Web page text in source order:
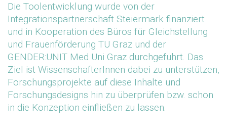
Die Toolentwicklung wurde von der
Integrationspartnerschaft Steiermark finanziert
und in Kooperation des Büros für Gleichstellung
und Frauenförderung TU Graz und der
GENDER:UNIT Med Uni Graz durchgeführt. Das
Ziel ist WissenschafterInnen dabei zu unterstützen,
Forschungsprojekte auf diese Inhalte und
Forschungsdesigns hin zu überprüfen bzw. schon
in die Konzeption einfließen zu lassen.